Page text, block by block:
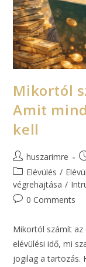
Mikortól
Amit
kell
huszarimre
Elévülés /
végrehajtása /
0 Comments
Mikortól számít az
elévülési idő, mi
jogilag a tartozás.